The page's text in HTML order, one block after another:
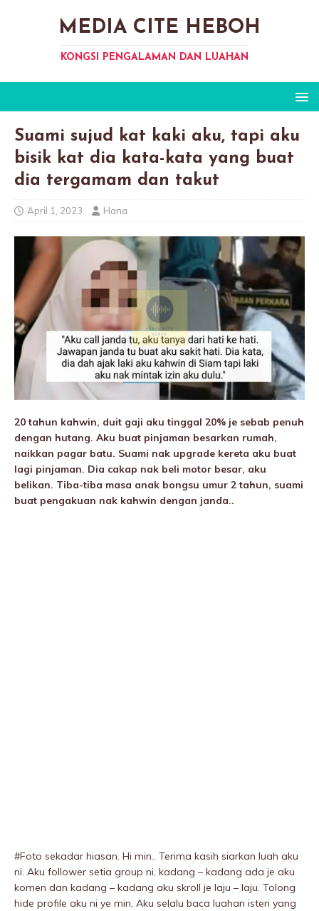
MEDIA CITE HEBOH
KONGSI PENGALAMAN DAN LUAHAN
Suami sujud kat kaki aku, tapi aku
bisik kat dia kata-kata yang buat
dia tergamam dan takut
April 1, 2023 Hana
20 tahun kahwin, duit gaji aku tinggal 20% je sebab penuh
dengan hutang. Aku buat pinjaman besarkan rumah,
naikkan pagar batu. Suami nak upgrade kereta aku buat
lagi pinjaman. Dia cakap nak beli motor besar, aku
belikan. Tiba-tiba masa anak bongsu umur 2 tahun, suami
buat pengakuan nak kahwin dengan janda..
#Foto sekadar hiasan. Hi min.. Terima kasih siarkan luah aku
ni. Aku follower setia group ni, kadang – kadang ada je aku
komen dan kadang – kadang aku skroll je laju – laju. Tolong
hide profile aku ni ye min, Aku selalu baca luahan isteri yang